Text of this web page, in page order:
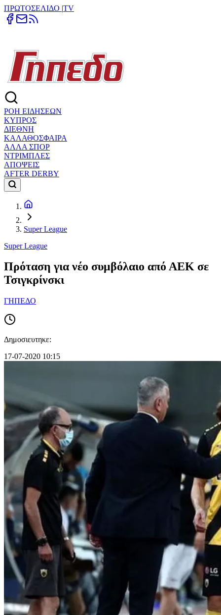
ΠΡΩΤΟΣΕΛΙΔΟ |TV
ΡΟΗ ΕΙΔΗΣΕΩΝ
ΚΥΠΡΟΣ
ΔΙΕΘΝΗ
ΚΑΛΑΘΟΣΦΑΙΡΑ
ΑΛΛΑ ΣΠΟΡ
ΝΤΡΙΜΠΛΕΣ
ΑΠΟΨΕΙΣ
AFTER DERBY
Super League
Super League
Πρόταση για νέο συμβόλαιο από ΑΕΚ σε
Τσιγκρίνσκι
ΓΗΠΕΔΟ
Δημοσιευτηκε:
17-07-2020 10:15